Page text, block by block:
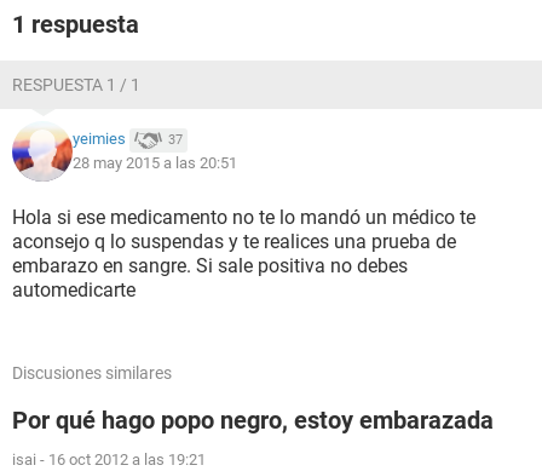
1 respuesta
RESPUESTA 1 / 1
yeimies 37
28 may 2015 a las 20:51
Hola si ese medicamento no te lo mandó un médico te
aconsejo q lo suspendas y te realices una prueba de
embarazo en sangre. Si sale positiva no debes
automedicarte
Discusiones similares
Por qué hago popo negro, estoy embarazada
isai - 16 oct 2012 a las 19:21